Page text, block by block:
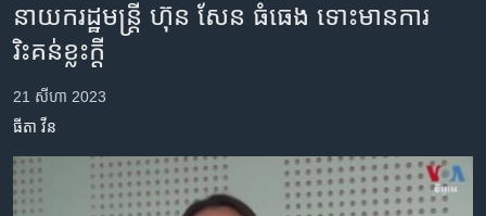
ទំព័រ​
ព័ត៌មាន​​
ម្តង
រំលង​
និង​
ចូល​
ទៅ​
ហេឡូវីអូអេ
ព្រឹត្តិការណ៍ព័ត៌មាន
ទូរទស្សន៍ / វីដេអូ​
វិទ្យុ / ផតខាសថ៍
នាយក​រដ្ឋ​មន្ត្រី ហ៊ុន ​សែន ធំធេង​ ទោះ​មាន​ការ​
រិះគន់​ខ្លះ​ក្តី
21 សីហា 2023
ធីតា វីន